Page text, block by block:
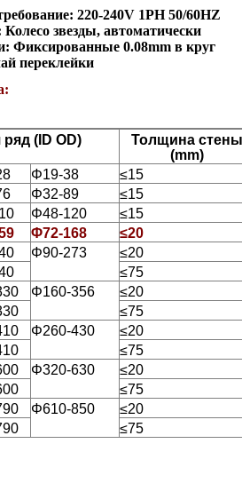
220-240V 1PH 50/60HZ
звезды, автоматически
Фиксированные 0.08mm в круг
переклейки
ряд (ID OD)
Толщина стены
(mm)
Φ19-38
≤15
Φ32-89
≤15
Φ48-120
≤15
Φ72-168
≤20
Φ90-273
≤20
≤75
Φ160-356
≤20
≤75
Φ260-430
≤20
≤75
Φ320-630
≤20
≤75
Φ610-850
≤20
≤75